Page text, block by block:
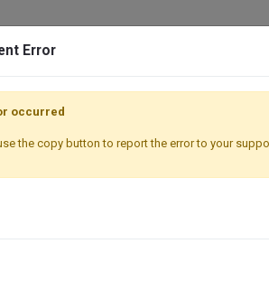
details
Error
occurred
the copy button to report the error to your